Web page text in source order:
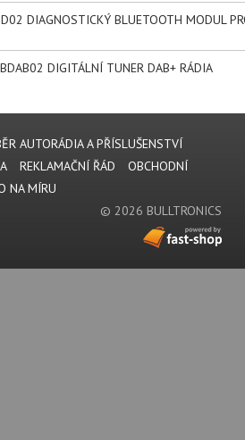
DIAGNOSTICKÝ BLUETOOTH MODUL
DIGITÁLNÍ TUNER DAB+ RÁDIA
AUTORÁDIA A PŘÍSLUŠENSTVÍ
REKLAMAČNÍ ŘÁD
OBCHODNÍ
NA MÍRU
© 2026 BULLTRONICS